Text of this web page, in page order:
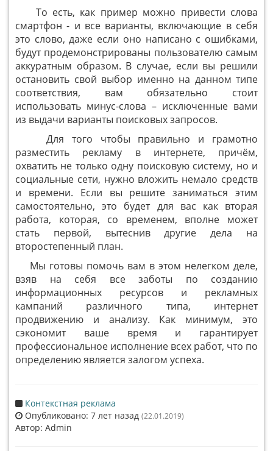
То есть, как пример можно привести слова
смартфон - и все варианты, включающие в себя
это слово, даже если оно написано с ошибками,
будут продемонстрированы пользователю самым
аккуратным образом. В случае, если вы решили
остановить свой выбор именно на данном типе
соответствия, вам обязательно стоит
использовать минус-слова – исключенные вами
из выдачи варианты поисковых запросов.
Для того чтобы правильно и грамотно
разместить рекламу в интернете, причём,
охватить не только одну поисковую систему, но и
социальные сети, нужно вложить немало средств
и времени. Если вы решите заниматься этим
самостоятельно, это будет для вас как вторая
работа, которая, со временем, вполне может
стать первой, вытеснив другие дела на
второстепенный план.
Мы готовы помочь вам в этом нелегком деле,
взяв на себя все заботы по созданию
информационных ресурсов и рекламных
кампаний различного типа, интернет
продвижению и анализу. Как минимум, это
сэкономит ваше время и гарантирует
профессиональное исполнение всех работ, что по
определению является залогом успеха.
Контекстная реклама
Опубликовано: 7 лет назад (22.01.2019)
Автор: Admin